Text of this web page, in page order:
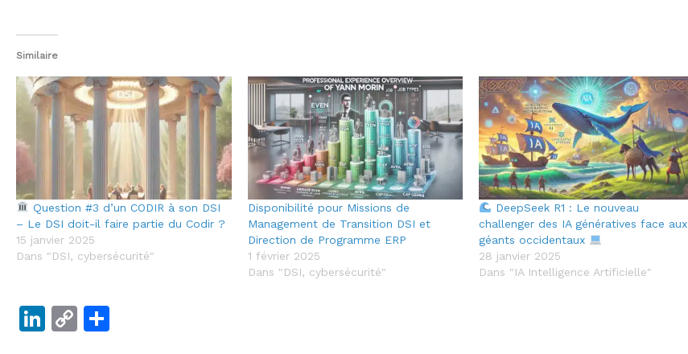
Similaire
Question #3 d’un CODIR à son DSI
– Le DSI doit-il faire partie du Codir ?
15 janvier 2025
Dans "DSI, cybersécurité"
Disponibilité pour Missions de
Management de Transition DSI et
Direction de Programme ERP
1 février 2025
Dans "DSI, cybersécurité"
DeepSeek R1 : Le nouveau
challenger des IA génératives face aux
géants occidentaux
28 janvier 2025
Dans "IA Intelligence Artificielle"
Li C